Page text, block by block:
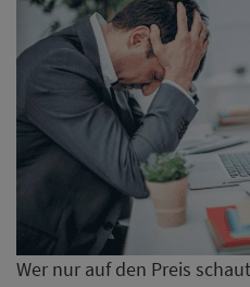
Wer nur auf den Preis